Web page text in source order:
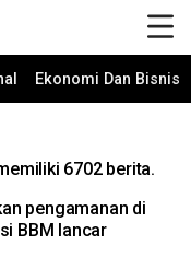
Ekonomi Dan Bisnis
6702 berita.
pengamanan di
BBM lancar